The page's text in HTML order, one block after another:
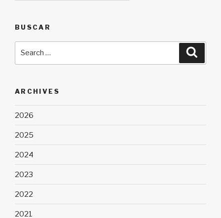
BUSCAR
ARCHIVES
2026
2025
2024
2023
2022
2021